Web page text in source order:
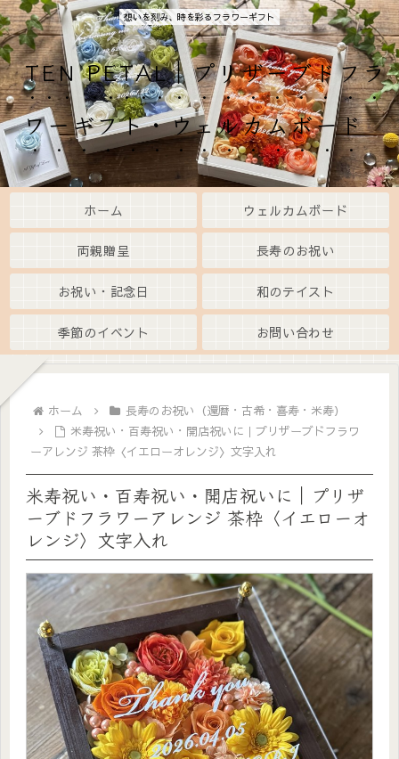
想いを刻み、時を彩るフラワーギフト
TEN PETAL｜プリザーブドフラ
ワーギフト・ウェルカムボード
ホーム ウェルカムボード
両親贈呈 長寿のお祝い
お祝い・記念日 和のテイスト
季節のイベント お問い合わせ
ホーム
長寿のお祝い（還暦・古希・喜寿・米寿）
米寿祝い・百寿祝い・開店祝いに｜プリザーブドフラワ
ーアレンジ 茶枠〈イエローオレンジ〉文字入れ
米寿祝い・百寿祝い・開店祝いに｜プリザ
ーブドフラワーアレンジ 茶枠〈イエローオ
レンジ〉文字入れ